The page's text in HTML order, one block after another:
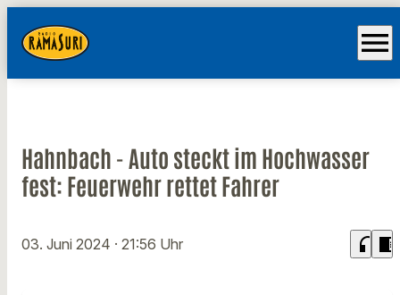
menu
Hahnbach - Auto steckt im Hochwasser
fest: Feuerwehr rettet Fahrer
03. Juni 2024 · 21:56 Uhr headphones chrome_reader_mode